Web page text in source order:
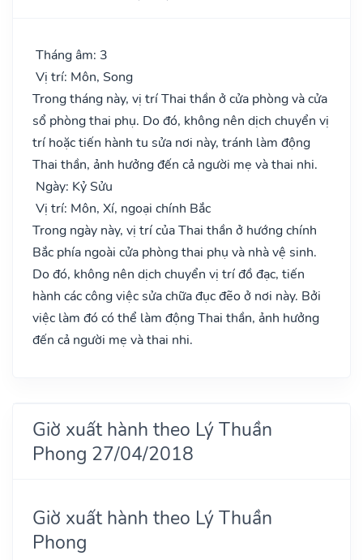
Tháng âm: 3
Vị trí: Môn, Song
Trong tháng này, vị trí Thai thần ở cửa phòng và cửa
sổ phòng thai phụ. Do đó, không nên dịch chuyển vị
trí hoặc tiến hành tu sửa nơi này, tránh làm động
Thai thần, ảnh hưởng đến cả người mẹ và thai nhi.
Ngày: Kỷ Sửu
Vị trí: Môn, Xí, ngoại chính Bắc
Trong ngày này, vị trí của Thai thần ở hướng chính
Bắc phía ngoài cửa phòng thai phụ và nhà vệ sinh.
Do đó, không nên dịch chuyển vị trí đồ đạc, tiến
hành các công việc sửa chữa đục đẽo ở nơi này. Bởi
việc làm đó có thể làm động Thai thần, ảnh hưởng
đến cả người mẹ và thai nhi.
Giờ xuất hành theo Lý Thuần
Phong 27/04/2018
Giờ xuất hành theo Lý Thuần
Phong